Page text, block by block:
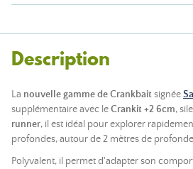
Description
La nouvelle gamme de Crankbaitsignée
supplémentaire avec leCrankit +2 6cm,
runner, il est idéal pour explorer
profondes, autour de 2 mètres de
Polyvalent, il permet d'adapter son